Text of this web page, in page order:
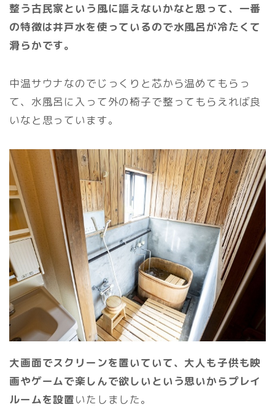
整う古民家という風に謳えないかなと思って、一番
の特徴は井戸水を使っているので水風呂が冷たくて
滑らかです。
中温サウナなのでじっくりと芯から温めてもらっ
て、水風呂に入って外の椅子で整ってもらえれば良
いなと思っています。
大画面でスクリーンを置いていて、大人も子供も映
画やゲームで楽しんで欲しいという思いからプレイ
ルームを設置いたしました。